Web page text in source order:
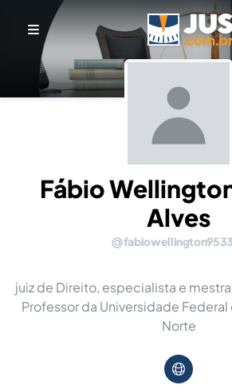
Fábio
Alves
juiz de Direito, especialista e
Professor da Universidade
Norte